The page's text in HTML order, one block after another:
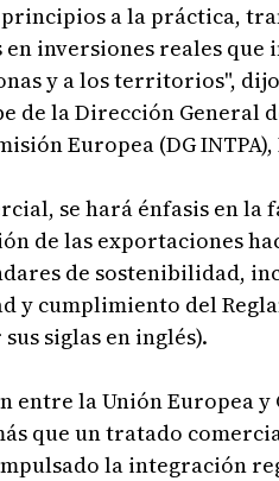
a la práctica,
inversiones reales que
y a los territorios",
de la Dirección General
Europea (DG INTPA),
se hará énfasis en
de las exportaciones
de sostenibilidad,
y cumplimiento del
siglas en inglés).
entre la Unión Europea
que un tratado
la integración